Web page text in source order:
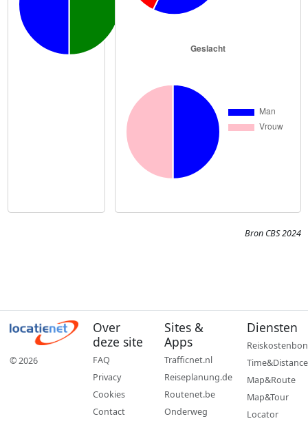
Bron CBS 2024
© 2026
Over
deze site
FAQ
Privacy
Cookies
Contact
Sites &
Apps
Trafficnet.nl
Reiseplanung.de
Routenet.be
Onderweg
Diensten
Reiskostenbon
Time&Distance
Map&Route
Map&Tour
Locator